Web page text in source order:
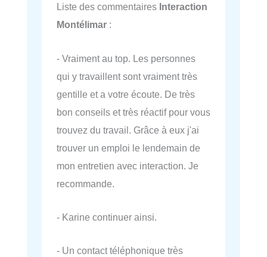
Liste des commentaires Interaction
Montélimar :
- Vraiment au top. Les personnes
qui y travaillent sont vraiment très
gentille et a votre écoute. De très
bon conseils et très réactif pour vous
trouvez du travail. Grâce à eux j'ai
trouver un emploi le lendemain de
mon entretien avec interaction. Je
recommande.
- Karine continuer ainsi.
- Un contact téléphonique très